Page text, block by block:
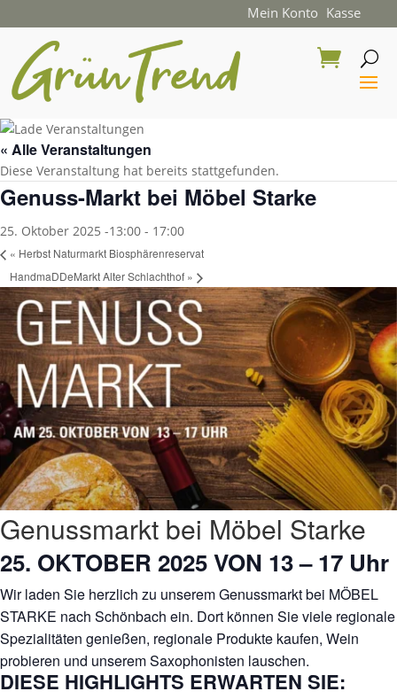
Mein Konto Kasse
« Alle Veranstaltungen
Diese Veranstaltung hat bereits stattgefunden.
Genuss-Markt bei Möbel Starke
25. Oktober 2025 -13:00 - 17:00
« Herbst Naturmarkt Biosphärenreservat
HandmaDDeMarkt Alter Schlachthof »
Genussmarkt bei Möbel Starke
25. OKTOBER 2025 VON 13 – 17 Uhr
Wir laden Sie herzlich zu unserem Genussmarkt bei MÖBEL
STARKE nach Schönbach ein. Dort können Sie viele regionale
Spezialitäten genießen, regionale Produkte kaufen, Wein
probieren und unserem Saxophonisten lauschen.
DIESE HIGHLIGHTS ERWARTEN SIE: